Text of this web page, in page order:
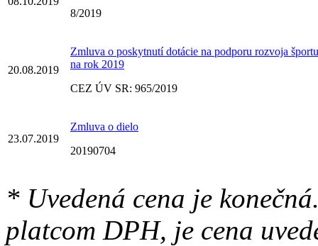
8/2019
20.08.2019
Zmluva o poskytnutí dotácie na podporu rozvoja športu
na rok 2019
CEZ ÚV SR: 965/2019
23.07.2019
Zmluva o dielo
20190704
* Uvedená cena je
platcom DPH, je cena